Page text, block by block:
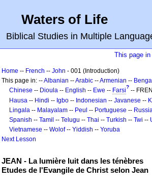
Waters of Life
Biblical Studies in Multiple
This page in
Home -- French -- John - 001 (Introduction)
This page in: --Albanian --Arabic --Armenian --
Chinese -- Dioula -- English -- Ewe -- Farsi? --
Hausa -- Hindi -- Igbo -- Indonesian -- Javanese --
Lingala -- Malayalam -- Peul -- Portuguese --
Spanish -- Tamil -- Telugu -- Thai -- Turkish -- Twi --
Vietnamese -- Wolof-- Yiddish -- Yoruba
Next Lesson
JEAN - La lumière luit dans les ténèbres
Etudes de l'Evangile de Christ selon Jean